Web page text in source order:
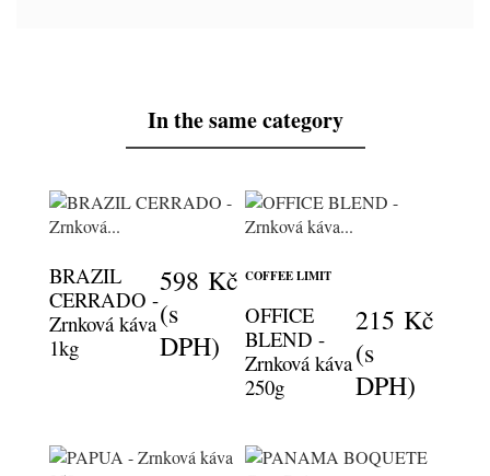
In the same category
BRAZIL
CERRADO -
Zrnková káva
1kg
598 Kč
(s
DPH)
COFFEE LIMIT
OFFICE
BLEND -
Zrnková káva
250g
215 Kč
(s
DPH)